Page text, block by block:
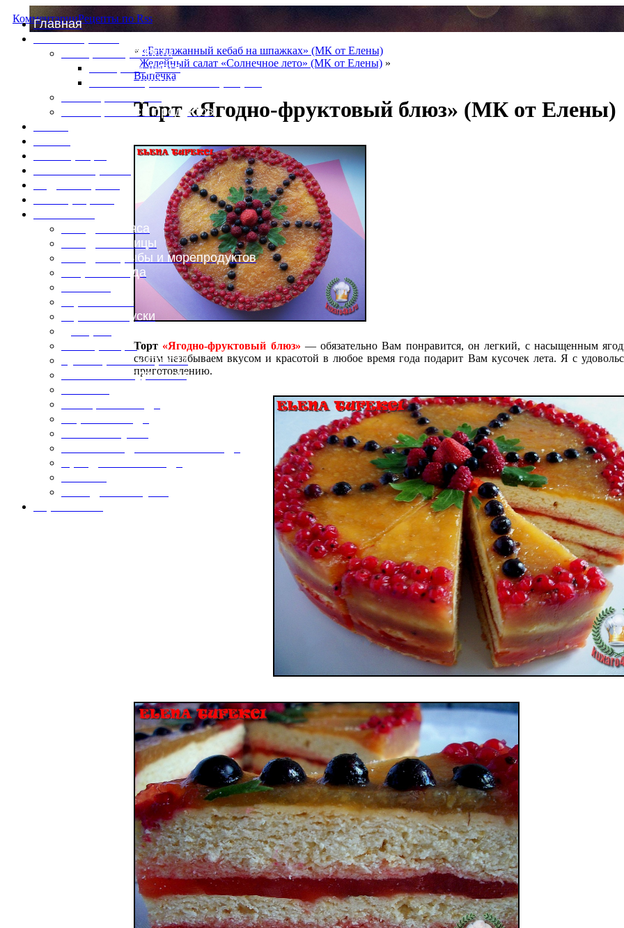
Главная
Специи и пряности
Специи и диета
Каталог пряностей и приправ
Таблица массы продуктов
Блюда из мяса
Блюда из птицы
Блюда из рыбы и морепродуктов
Вторые блюда
Горяченькое
Горячие закуски
Консервация
Кулинарные хитрости
Маленьким гурманам
КомментарииРецепты по Rss
« «Баклажанный кебаб на шпажках» (МК от Елены)
Желейный салат «Солнечное лето» (МК от Елены) »
Выпечка
Торт «Ягодно-фруктовый блюз» (МК от Елены)
Торт «Ягодно-фруктовый блюз» — обязательно Вам понравится, он легкий, с насыщенным
своим незабываем вкусом и красотой в любое время года подарит Вам кусочек лета. Я с
приготовлению.